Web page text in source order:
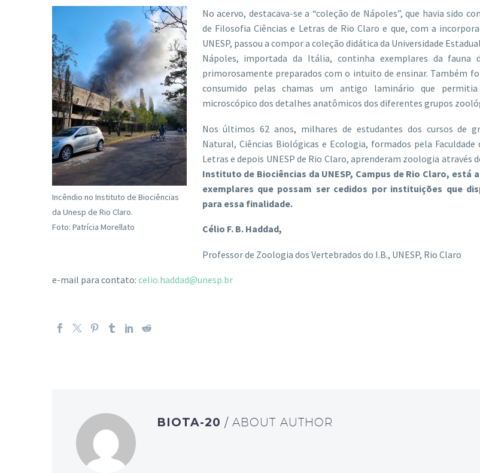
Incêndio no Instituto de Biociências
da Unesp de Rio Claro.
Foto: Patrícia Morellato
No acervo, destacava-se a “coleção de Nápoles”, que havia sido
de Filosofia Ciências e Letras de Rio Claro e que, com a
UNESP, passou a compor a coleção didática da Universidade
Nápoles, importada da Itália, continha exemplares da fauna
primorosamente preparados com o intuito de ensinar. Também
consumido pelas chamas um antigo laminário que
microscópico dos detalhes anatômicos dos diferentes grupos
Nos últimos 62 anos, milhares de estudantes dos cursos de
Natural, Ciências Biológicas e Ecologia, formados pela Faculdade
Letras e depois UNESP de Rio Claro, aprenderam zoologia através
Instituto de Biociências da UNESP, Campus de Rio Claro, está
exemplares que possam ser cedidos por instituições que
para essa finalidade.
Célio F. B. Haddad,
Professor de Zoologia dos Vertebrados do I.B., UNESP, Rio Claro
e-mail para contato: celio.haddad@unesp.br
BIOTA-20 / ABOUT AUTHOR